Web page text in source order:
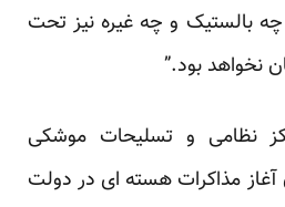
بالستیک و چه غیره نیز تحت
نخواهد بود.”
نظامی و تسلیحات موشکی
آغاز مذاکرات هسته ای در دولت